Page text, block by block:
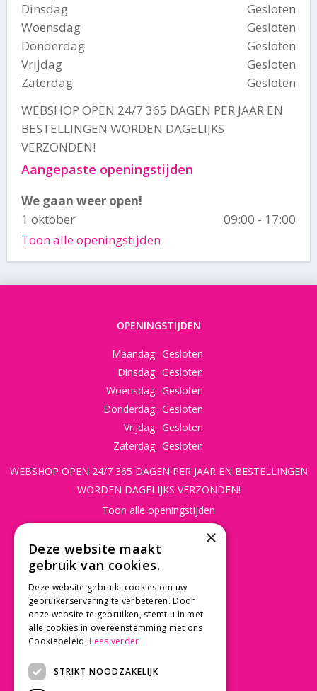
Dinsdag
Gesloten
Woensdag
Gesloten
Donderdag
Gesloten
Vrijdag
Gesloten
Zaterdag
Gesloten
WEBSHOP OPEN 24/7 365 DAGEN PER JAAR EN
BESTELLINGEN WORDEN DAGELIJKS
VERZONDEN!
Aangepaste openingstijden
We gaan weer open!
1 oktober
09:00 - 17:00
Toon alle openingstijden
OPENINGSTIJDEN
Maandag Gesloten
Dinsdag Gesloten
Woensdag Gesloten
Donderdag Gesloten
Vrijdag Gesloten
Zaterdag Gesloten
WEBSHOP OPEN 24/7 365 DAGEN PER JAAR EN BESTELLINGEN
WORDEN DAGELIJKS VERZONDEN!
Toon alle openingstijden
Beusichemseweg 56
3997 MK 't Goy
030 - 60 11 365
info@tuincentrumdebruijn.nl
SERVICE
×
Deze website maakt
gebruik van cookies.
Deze website gebruikt cookies om uw
gebruikerservaring te verbeteren. Door
onze website te gebruiken, stemt u in met
alle cookies in overeenstemming met ons
Cookiebeleid. Lees verder
STRIKT NOODZAKELIJK